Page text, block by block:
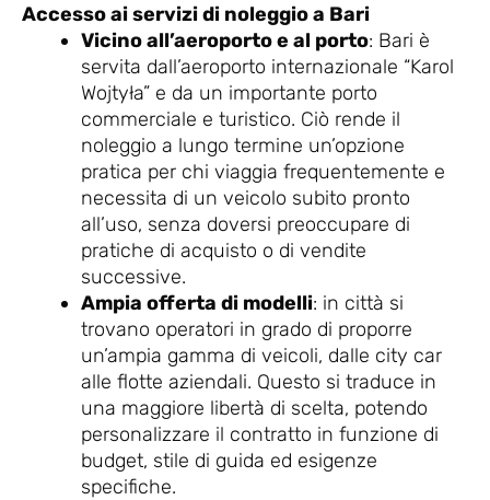
Accesso ai servizi di noleggio a Bari
Vicino all’aeroporto e al porto: Bari è
servita dall’aeroporto internazionale “Karol
Wojtyła” e da un importante porto
commerciale e turistico. Ciò rende il
noleggio a lungo termine un’opzione
pratica per chi viaggia frequentemente e
necessita di un veicolo subito pronto
all’uso, senza doversi preoccupare di
pratiche di acquisto o di vendite
successive.
Ampia offerta di modelli: in città si
trovano operatori in grado di proporre
un’ampia gamma di veicoli, dalle city car
alle flotte aziendali. Questo si traduce in
una maggiore libertà di scelta, potendo
personalizzare il contratto in funzione di
budget, stile di guida ed esigenze
specifiche.